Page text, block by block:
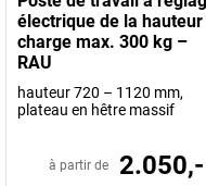
électrique de la
charge max. 300 kg –
RAU
hauteur 720 – 1120 mm,
plateau en hêtre massif
à partir de